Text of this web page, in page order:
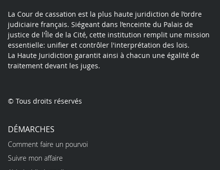
La Cour de cassation est la plus haute juridiction de l’ordre
judiciaire français. Siégeant dans l’enceinte du Palais de
justice de l'Île de la Cité, cette institution remplit une mission
essentielle: unifier et contrôler l'interprétation des lois.
La Haute Juridiction garantit ainsi à chacun une égalité de
traitement devant les juges.
© Tous droits réservés
DÉMARCHES
Comment faire un pourvoi
Suivre mon affaire